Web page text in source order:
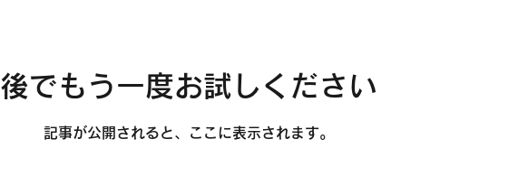
後でもう一度お試しください
記事が公開されると、ここに表示されます。